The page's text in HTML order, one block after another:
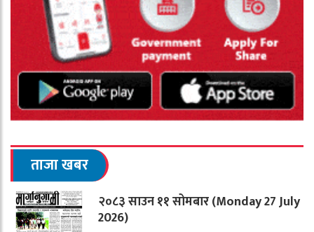
ताजा खबर
२०८३ साउन ११ सोमबार (Monday 27 July
2026)